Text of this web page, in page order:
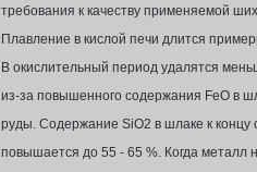
требования к качеству применяемой
Плавление в кислой печи длится
В окислительный период удалятся
из-за повышенного содержания FeO в
руды. Содержание SiO2 в шлаке к концу
повышается до 55 - 65 %. Когда металл